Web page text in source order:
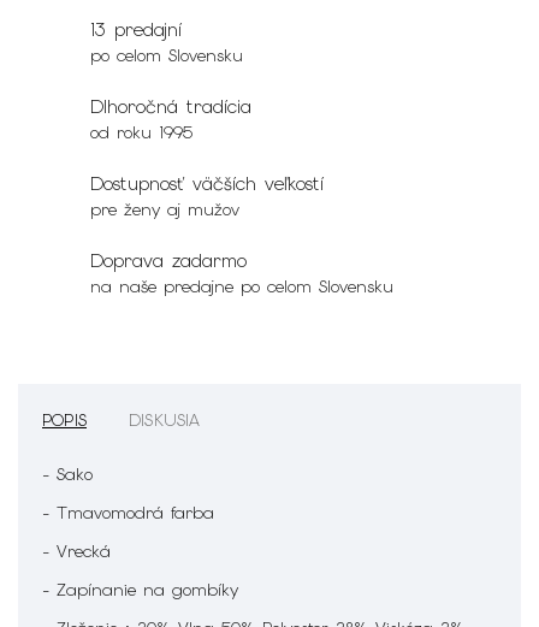
13 predajní
po celom Slovensku
Dlhoročná tradícia
od roku 1995
Dostupnosť väčších veľkostí
pre ženy aj mužov
Doprava zadarmo
na naše predajne po celom Slovensku
POPIS DISKUSIA
- Sako
- Tmavomodrá farba
- Vrecká
- Zapínanie na gombíky